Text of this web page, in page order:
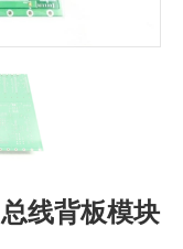
线背板模块